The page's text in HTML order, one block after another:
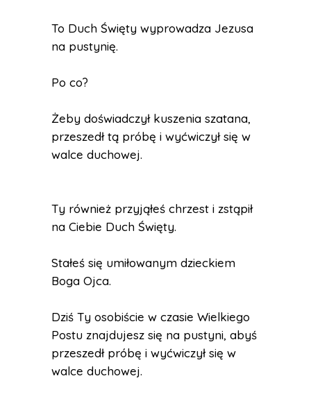
To Duch Święty wyprowadza Jezusa
na pustynię.
Po co?
Żeby doświadczył kuszenia szatana,
przeszedł tą próbę i wyćwiczył się w
walce duchowej.
Ty również przyjąłeś chrzest i zstąpił
na Ciebie Duch Święty.
Stałeś się umiłowanym dzieckiem
Boga Ojca.
Dziś Ty osobiście w czasie Wielkiego
Postu znajdujesz się na pustyni, abyś
przeszedł próbę i wyćwiczył się w
walce duchowej.